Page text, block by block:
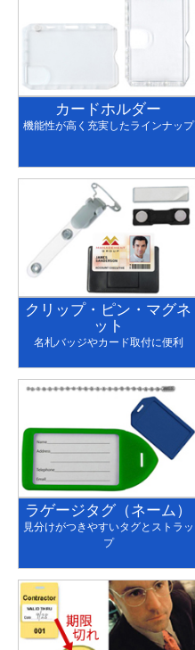
カードホルダー
機能性が高く充実したラインナップ
クリップ・ピン・マグネ
ット
名札バッジやカード取付に便利
ラゲージタグ（ネーム）
見分けがつきやすいタグとストラッ
プ